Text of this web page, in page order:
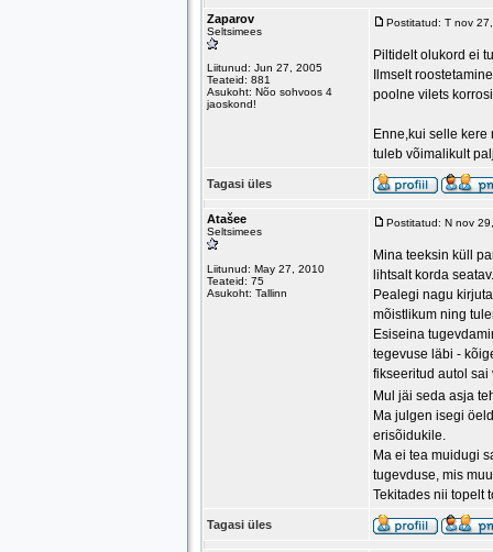
Zaparov
Seltsimees
Liitunud: Jun 27, 2005
Teateid: 881
Asukoht: Nõo sohvoos 4
jaoskond!
Postitatud: T nov
Piltidelt olukord ei
Ilmselt
poolne vilets
Enne,kui selle
tuleb võimalikult
Tagasi üles
Atašee
Seltsimees
Liitunud: May 27, 2010
Teateid: 75
Asukoht: Tallinn
Postitatud: N nov
Mina teeksin küll
lihtsalt korda seatav.
Pealegi nagu
mõistlikum ning
Esiseina
tegevuse läbi -
fikseeritud autol
Mul jäi seda asja
Ma julgen isegi
erisõidukile.
Ma ei tea muidugi
tugevduse, mis
Tekitades nii topelt
Tagasi üles